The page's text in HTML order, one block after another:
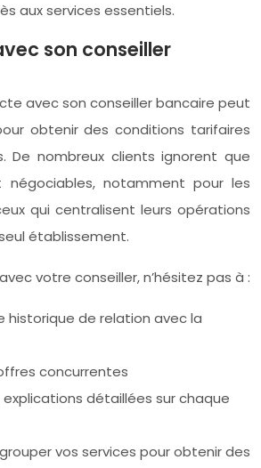
aux services essentiels.
son conseiller
avec son conseiller bancaire peut
obtenir des conditions tarifaires
De nombreux clients ignorent que
négociables, notamment pour les
qui centralisent leurs opérations
établissement.
votre conseiller, n’hésitez pas à :
historique de relation avec la
concurrentes
détaillées sur chaque
vos services pour obtenir des